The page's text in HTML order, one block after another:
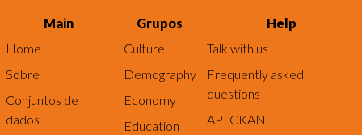
Main
Home
Sobre
Conjuntos de
dados
Grupos
Culture
Demography
Economy
Education
Help
Talk with us
Frequently asked
questions
API CKAN